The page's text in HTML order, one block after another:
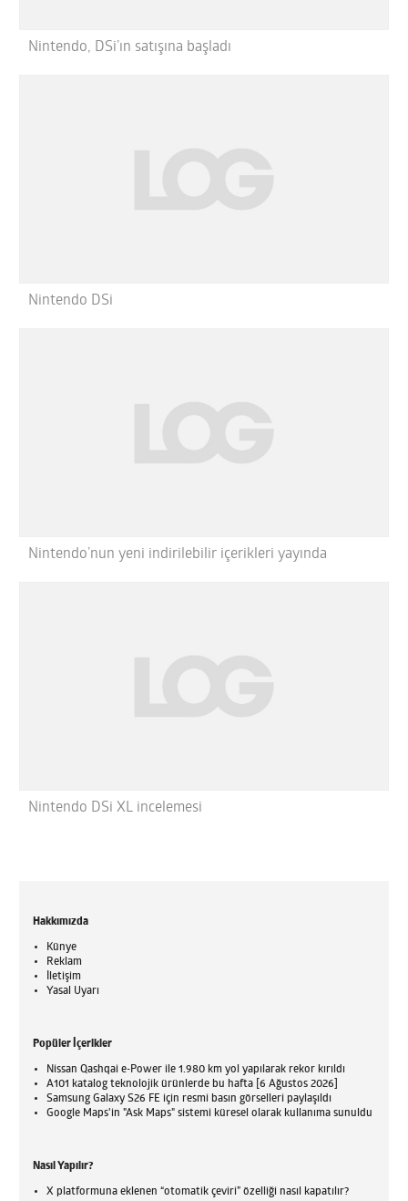
Nintendo, DSi’ın satışına başladı
Nintendo DSi
Nintendo’nun yeni indirilebilir içerikleri yayında
Nintendo DSi XL incelemesi
Hakkımızda
Künye
Reklam
İletişim
Yasal Uyarı
Popüler İçerikler
Nissan Qashqai e-Power ile 1.980 km yol yapılarak rekor kırıldı
A101 katalog teknolojik ürünlerde bu hafta [6 Ağustos 2026]
Samsung Galaxy S26 FE için resmi basın görselleri paylaşıldı
Google Maps'in "Ask Maps" sistemi küresel olarak kullanıma sunuldu
Nasıl Yapılır?
X platformuna eklenen “otomatik çeviri” özelliği nasıl kapatılır?